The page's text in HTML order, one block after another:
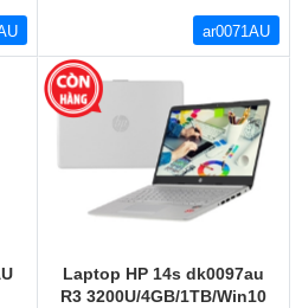
ar0071AU
Laptop HP 14s dk0097au
R3 3200U/4GB/1TB/Win10